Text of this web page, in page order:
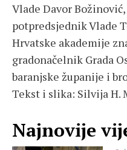
Vlade Davor
potpredsjednik Vlade
Hrvatske akademije
gradonačelnik Grada
baranjske županije i
Tekst i slika: Silvija H.
Najnovije